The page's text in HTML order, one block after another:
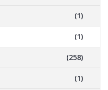
(1)
(1)
(258)
(1)